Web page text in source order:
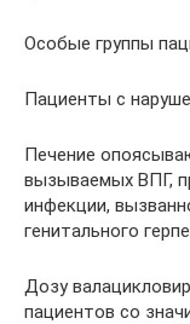
Особые группы
Пациенты с
Печение
вызываемых ВПГ,
инфекции,
генитального
Дозу
пациентов со